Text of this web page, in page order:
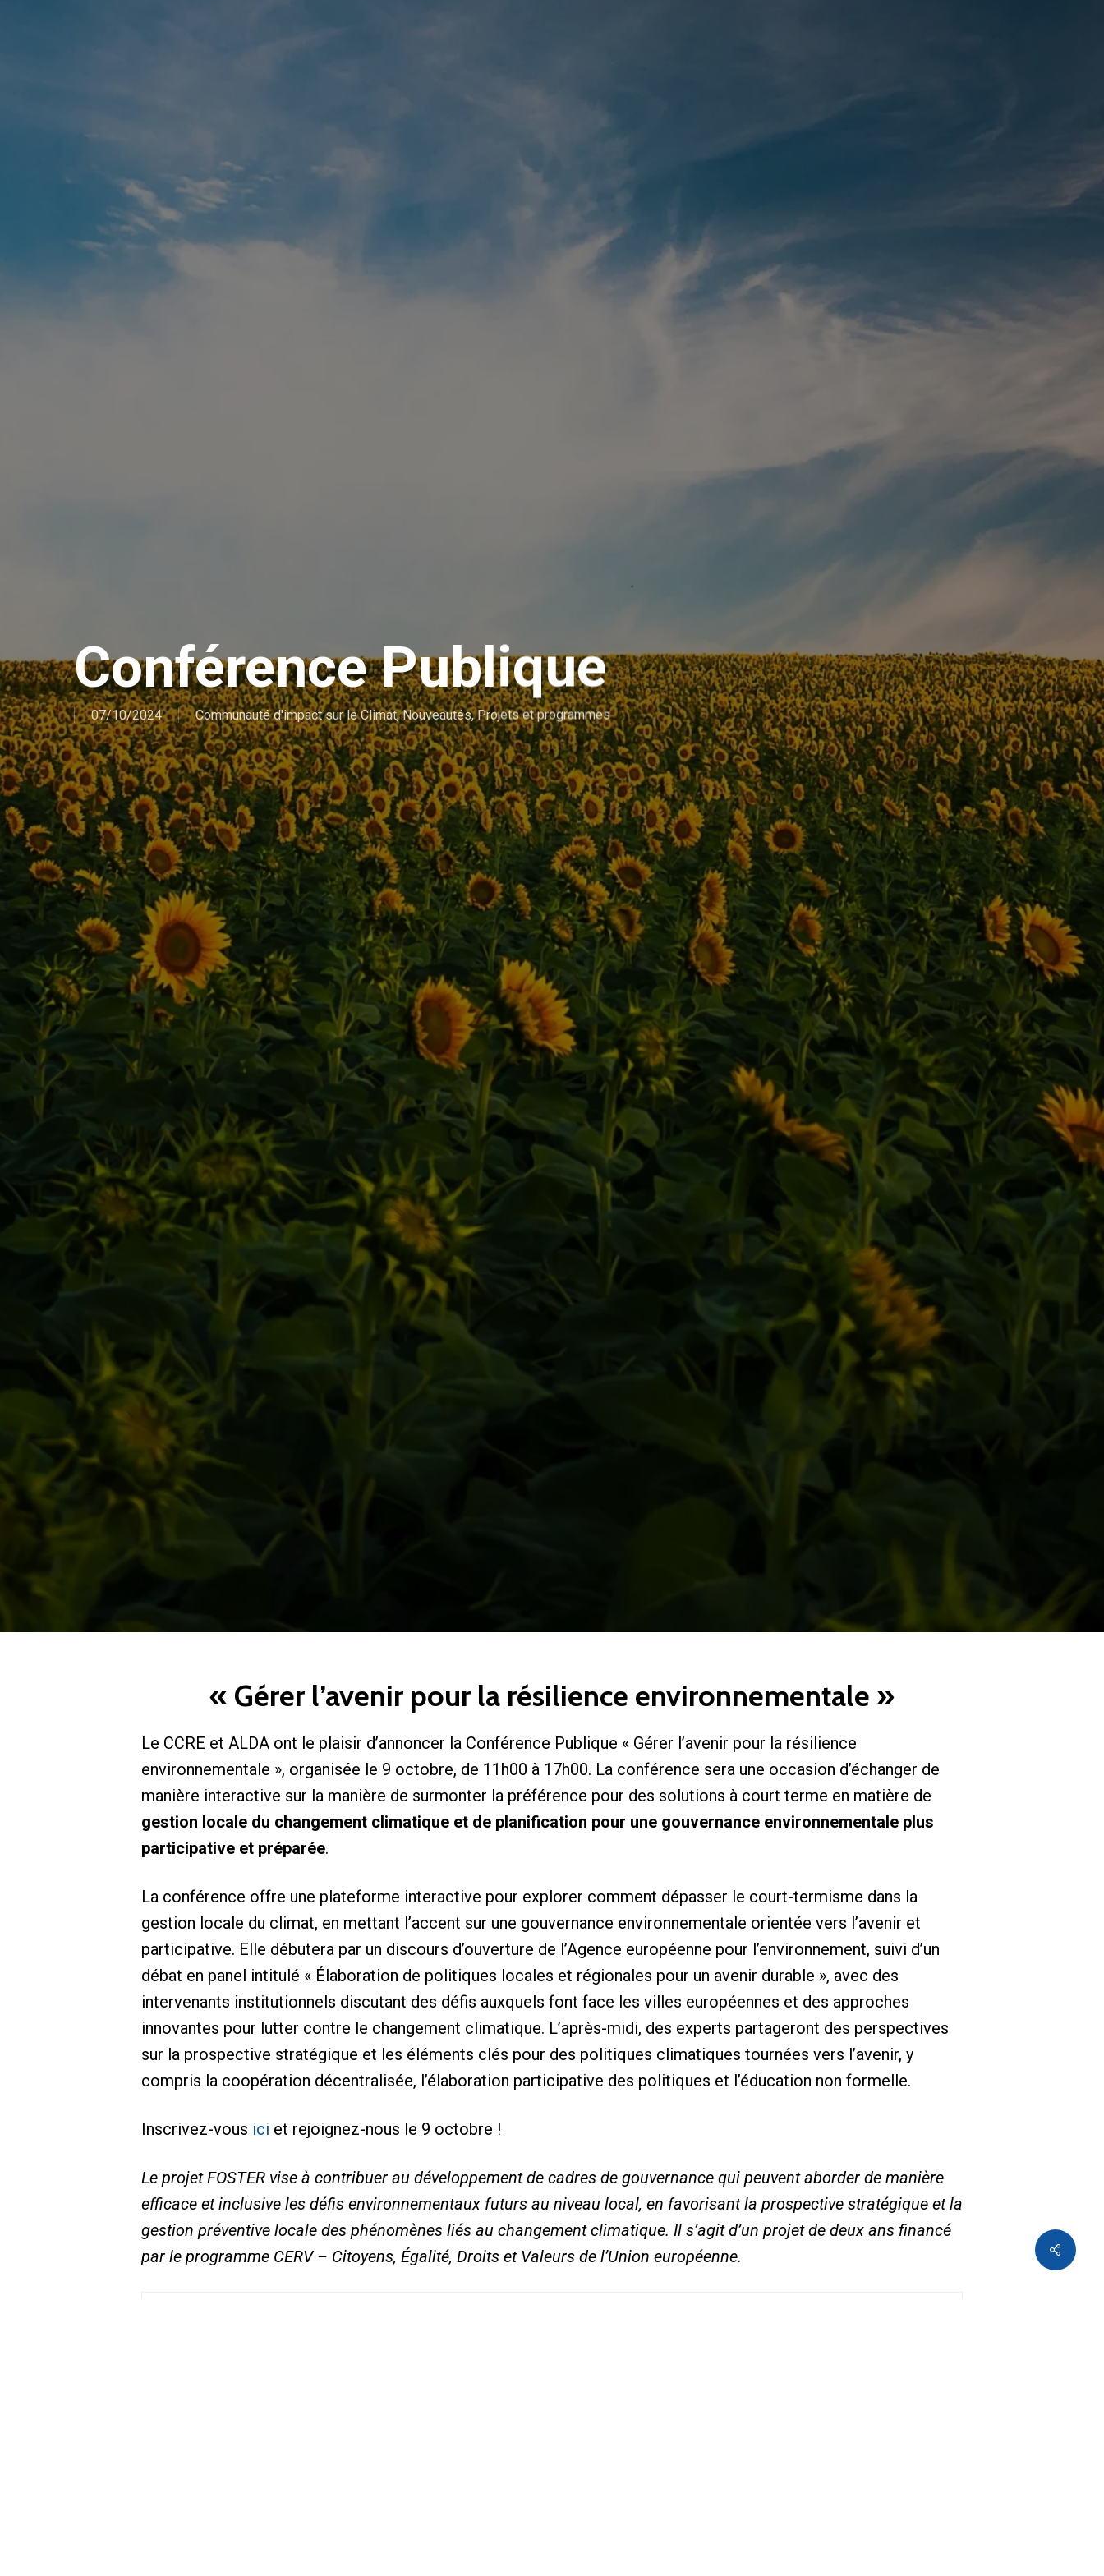
Conférence Publique
07/10/2024 Communauté d'impact sur le Climat,Nouveautés,Projets et programmes
« Gérer l’avenir pour la résilience environnementale »
Le CCRE et ALDA ont le plaisir d’annoncer la Conférence Publique « Gérer l’avenir pour la résilience
environnementale », organisée le 9 octobre, de 11h00 à 17h00. La conférence sera une occasion d’échanger de
manière interactive sur la manière de surmonter la préférence pour des solutions à court terme en matière de
gestion locale du changement climatique et de planification pour une gouvernance environnementale plus
participative et préparée.
La conférence offre une plateforme interactive pour explorer comment dépasser le court-termisme dans la
gestion locale du climat, en mettant l’accent sur une gouvernance environnementale orientée vers l’avenir et
participative. Elle débutera par un discours d’ouverture de l’Agence européenne pour l’environnement, suivi d’un
débat en panel intitulé « Élaboration de politiques locales et régionales pour un avenir durable », avec des
intervenants institutionnels discutant des défis auxquels font face les villes européennes et des approches
innovantes pour lutter contre le changement climatique. L’après-midi, des experts partageront des perspectives
sur la prospective stratégique et les éléments clés pour des politiques climatiques tournées vers l’avenir, y
compris la coopération décentralisée, l’élaboration participative des politiques et l’éducation non formelle.
Inscrivez-vous ici et rejoignez-nous le 9 octobre !
Le projet FOSTER vise à contribuer au développement de cadres de gouvernance qui peuvent aborder de manière
efficace et inclusive les défis environnementaux futurs au niveau local, en favorisant la prospective stratégique et la
gestion préventive locale des phénomènes liés au changement climatique. Il s’agit d’un projet de deux ans financé
par le programme CERV – Citoyens, Égalité, Droits et Valeurs de l’Union européenne.